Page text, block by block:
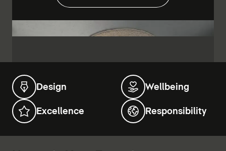
Design Wellbeing
Excellence Responsibility